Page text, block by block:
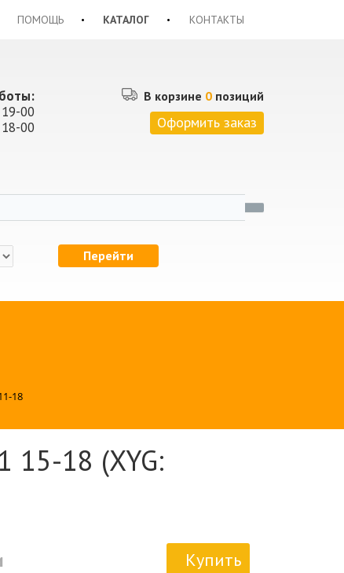
ПОМОЩЬ КАТАЛОГ КОНТАКТЫ
00
00
В корзине 0 позиций
Оформить заказ
Перейти
18
15-18 (XYG:
Купить